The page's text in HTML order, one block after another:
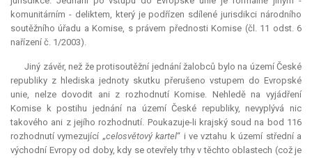
komunitárním - deliktem, který je podřízen sdílené jurisdikci národního
soutěžního úřadu a Komise, s právem přednosti Komise (čl. 11 odst. 6
nařízení č. 1/2003).
Jiný závěr, než že protisoutěžní jednání žalobců bylo na území České
republiky z hlediska jednoty skutku přerušeno vstupem do Evropské
unie, nelze dovodit ani z rozhodnutí Komise. Nehledě na vyjádření
Komise k postihu jednání na území České republiky, nevyplývá nic
takového ani z jejího rozhodnutí. Poukazuje-li krajský soud na bod 116
rozhodnutí vymezující „celosvětovýkartel“ i ve vztahu k území střední a
východní Evropy od doby, kdy se otevřely trhy v těchto oblastech (což je